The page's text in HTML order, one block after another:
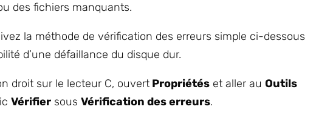
des fichiers manquants.
la méthode de vérification des erreurs simple ci-dessous
d’une défaillance du disque dur.
droit sur le lecteur C, ouvert Propriétés et aller au Outils
Vérifier sous Vérification des erreurs.